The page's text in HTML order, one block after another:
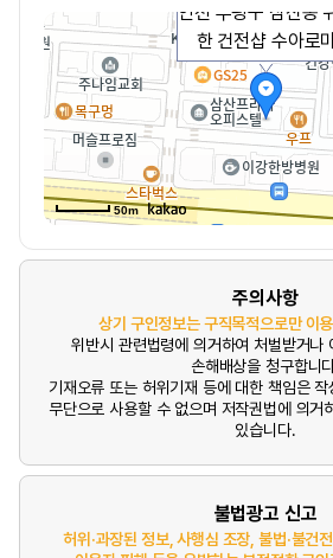
인천 부평구 삼산동
한 건전샵 수아로
50m
주의사항
상기 구인정보는 구직목적으로만 이
위반시 관련법령에 의거하여 처벌받거나
손해배상을 청구합니
기재오류 또는 허위기재 등에 대한 책임은
무단으로 사용할 수 없으며 저작권법에 의거
있습니다.
불법광고 신고
허위·과장된 정보, 사행심 조장, 불법·불건